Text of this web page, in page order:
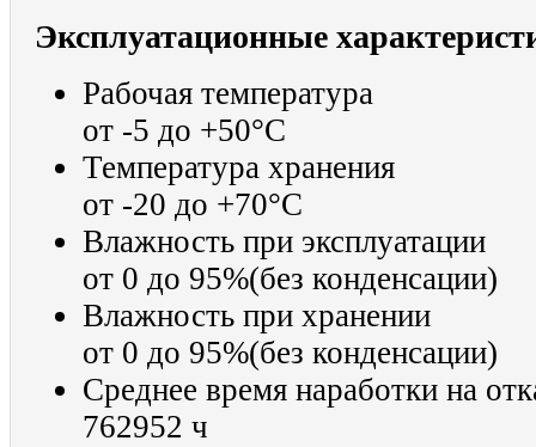
Эксплуатационные
Рабочая температура
от -5 до +50°С
Температура хранения
от -20 до +70°С
Влажность при эксплуатации
от 0 до 95%(без конденсации)
Влажность при хранении
от 0 до 95%(без конденсации)
Среднее время наработки на
762952 ч